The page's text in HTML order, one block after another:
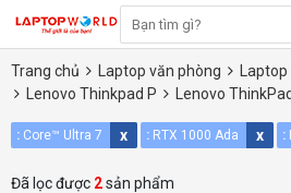
Trang chủ Laptop văn phòng
Lenovo Thinkpad P
Lenovo
: Core™ Ultra 7 x : RTX 1000 Ada x :
Đã lọc được 2sản phẩm